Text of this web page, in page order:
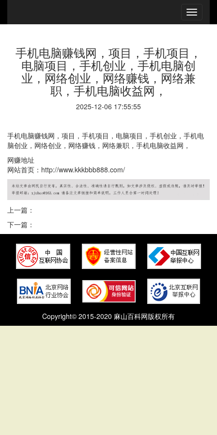
手机电脑赚钱网，项目，手机项目，
电脑项目，手机创业，手机电脑创
业，网络创业，网络赚钱，网络兼
职，手机电脑收益网，
2025-12-06 17:55:55
手机电脑赚钱网，项目，手机项目，电脑项目，手机创业，手机电
脑创业，网络创业，网络赚钱，网络兼职，手机电脑收益网，
网赚地址
网站首页：http://www.kkkbbb888.com/
上一篇：
下一篇：
Copyright© 2015-2020 麻山百科网版权所有